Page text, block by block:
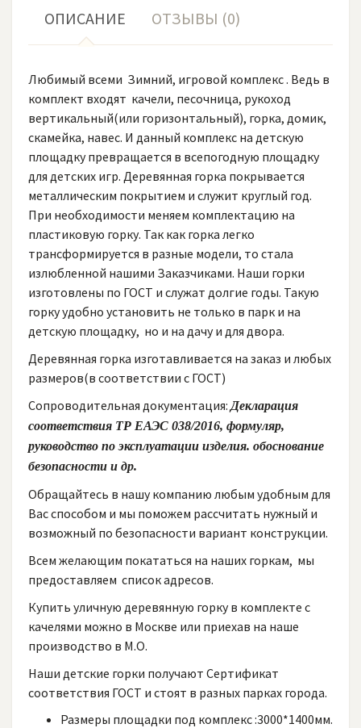
ОПИСАНИЕ ОТЗЫВЫ (0)
Любимый всеми Зимний, игровой комплекс . Ведь в
комплект входят качели, песочница, рукоход
вертикальный(или горизонтальный), горка, домик,
скамейка, навес. И данный комплекс на детскую
площадку превращается в всепогодную площадку
для детских игр. Деревянная горка покрывается
металлическим покрытием и служит круглый год.
При необходимости меняем комплектацию на
пластиковую горку. Так как горка легко
трансформируется в разные модели, то стала
излюбленной нашими Заказчиками. Наши горки
изготовлены по ГОСТ и служат долгие годы. Такую
горку удобно установить не только в парк и на
детскую площадку, но и на дачу и для двора.
Деревянная горка изготавливается на заказ и любых
размеров(в соответствии с ГОСТ)
Сопроводительная документация:Декларация
соответствия ТР ЕАЭС 038/2016, формуляр,
руководство по эксплуатации изделия. обоснование
безопасности и др.
Обращайтесь в нашу компанию любым удобным для
Вас способом и мы поможем рассчитать нужный и
возможный по безопасности вариант конструкции.
Всем желающим покататься на наших горкам, мы
предоставляем список адресов.
Купить уличную деревянную горку в комплекте с
качелями можно в Москве или приехав на наше
производство в М.О.
Наши детские горки получают Сертификат
соответствия ГОСТ и стоят в разных парках города.
Размеры площадки под комплекс :3000*1400мм.